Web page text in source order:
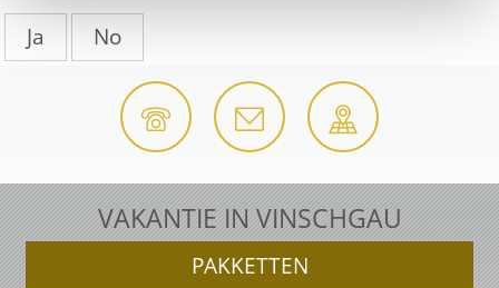
Ja
No
VAKANTIE IN VINSCHGAU
PAKKETTEN